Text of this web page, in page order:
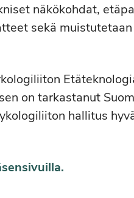
näkökohdat,
sekä
on tarkastanut
hallitus